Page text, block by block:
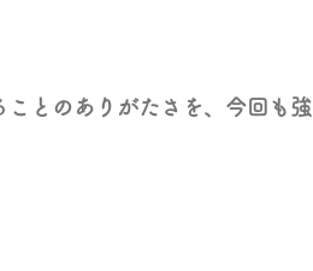
とのありがたさを、今回も強